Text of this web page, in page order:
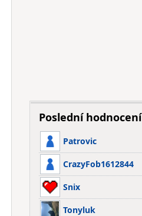
Poslední hodnocení
Patrovic
CrazyFob1612844
Snix
Tonyluk